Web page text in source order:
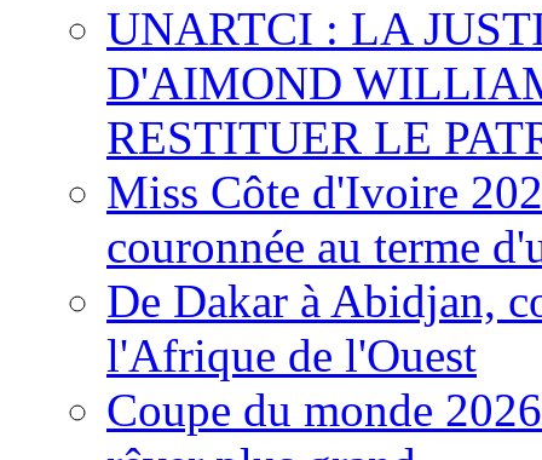
UNARTCI : LA
D'AIMOND
RESTITUER LE
Miss Côte d'Ivoire
couronnée au terme
De Dakar à Abidjan,
l'Afrique de l'Ouest
Coupe du monde